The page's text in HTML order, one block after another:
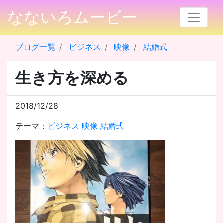
なないろムービー
ブログ一覧 ビジネス 映像 結婚式
生き方を深める
2018/12/28
テーマ： ビジネス 映像 結婚式